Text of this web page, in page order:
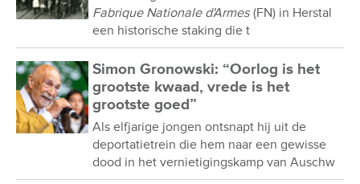
Fabrique Nationale d'Armes (FN) in Herstal
een historische staking die t
Simon Gronowski: “Oorlog is het
grootste kwaad, vrede is het
grootste goed”
Als elfjarige jongen ontsnapt hij uit de
deportatietrein die hem naar een gewisse
dood in het vernietigingskamp van Auschw